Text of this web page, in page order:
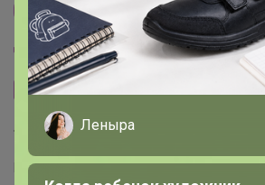
Другие СП организатора Селена
Пристрой организатора Селена
Сайт закупки
Торговые марки
F5™ Ф5™ F`FIVE™
Леныра